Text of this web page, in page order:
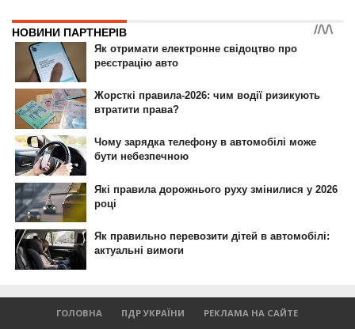
ГОЛОВНА ПДР УКРАЇНИ РЕКЛАМА НА САЙТЕ